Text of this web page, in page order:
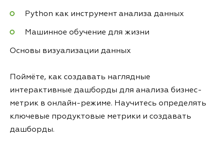
Python как инструмент анализа данных
Машинное обучение для жизни
Основы визуализации данных
Поймёте, как создавать наглядные
интерактивные дашборды для анализа бизнес-
метрик в онлайн-режиме. Научитесь определять
ключевые продуктовые метрики и создавать
дашборды.